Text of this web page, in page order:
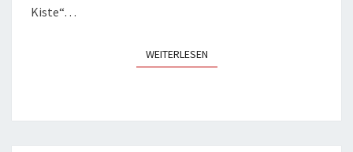
Kiste“…
WEITERLESENWEITERLESEN